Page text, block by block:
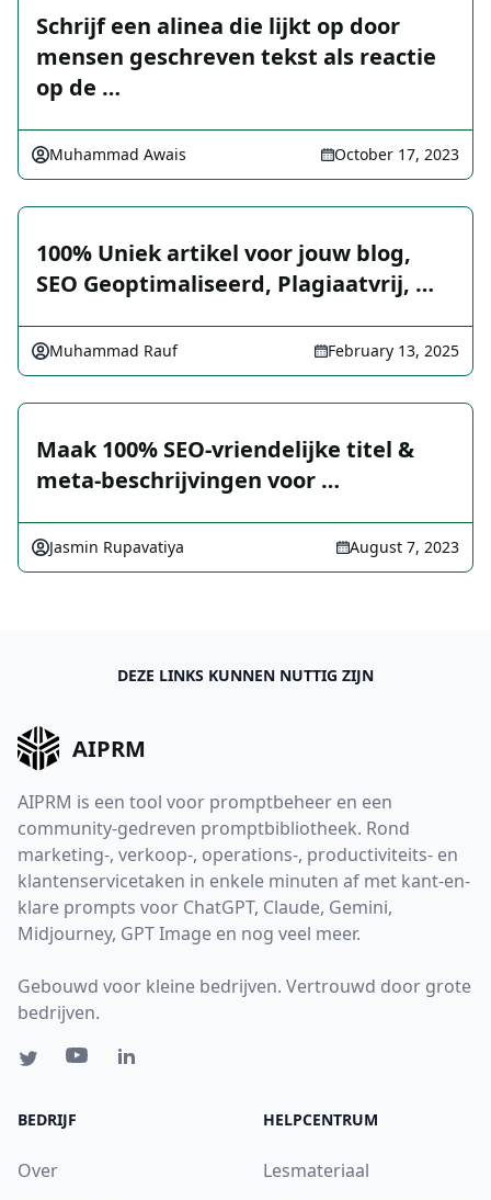
Schrijf een alinea die lijkt op door
mensen geschreven tekst als reactie
op de …
Muhammad Awais October 17, 2023
100% Uniek artikel voor jouw blog,
SEO Geoptimaliseerd, Plagiaatvrij, …
Muhammad Rauf February 13, 2025
Maak 100% SEO-vriendelijke titel &
meta-beschrijvingen voor …
Jasmin Rupavatiya August 7, 2023
DEZE LINKS KUNNEN NUTTIG ZIJN
AIPRM
AIPRM is een tool voor promptbeheer en een
community-gedreven promptbibliotheek. Rond
marketing-, verkoop-, operations-, productiviteits- en
klantenservicetaken in enkele minuten af met kant-en-
klare prompts voor ChatGPT, Claude, Gemini,
Midjourney, GPT Image en nog veel meer.
Gebouwd voor kleine bedrijven. Vertrouwd door grote
bedrijven.
BEDRIJF
Over
HELPCENTRUM
Lesmateriaal